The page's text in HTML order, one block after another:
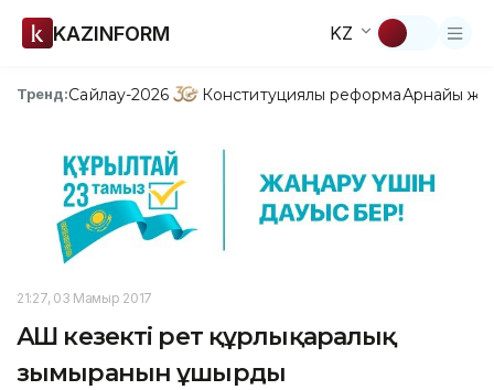
KAZINFORM KZ
Тренд:Сайлау-2026 Конституциялық реформаАрнайы
21:27, 03 Мамыр 2017
АҚШ кезекті рет құрлықаралық
зымыранын ұшырды